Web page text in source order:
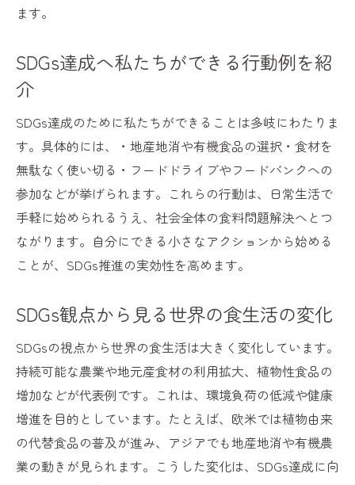
SDGs達成を目指す農業の未来展望
SDGs飢餓ゼロ実現に向けた日常の工夫
毎日の食卓でできるSDGs実践例の紹介
家庭で始めるSDGs食品ロス削減の方法
SDGsを意識した買い物習慣の見直し方
SDGs活動を仲間と広げるコミュニケーショ
ン
今日からできるSDGs飢餓対策の第一歩
ます。
SDGs達成へ私たちができる行動例を紹
介
SDGs達成のために私たちができることは多岐にわたりま
す。具体的には、・地産地消や有機食品の選択・食材を
無駄なく使い切る・フードドライブやフードバンクへの
参加などが挙げられます。これらの行動は、日常生活で
手軽に始められるうえ、社会全体の食料問題解決へとつ
ながります。自分にできる小さなアクションから始める
ことが、SDGs推進の実効性を高めます。
SDGs観点から見る世界の食生活の変化
SDGsの視点から世界の食生活は大きく変化しています。
持続可能な農業や地元産食材の利用拡大、植物性食品の
増加などが代表例です。これは、環境負荷の低減や健康
増進を目的としています。たとえば、欧米では植物由来
の代替食品の普及が進み、アジアでも地産地消や有機農
業の動きが見られます。こうした変化は、SDGs達成に向